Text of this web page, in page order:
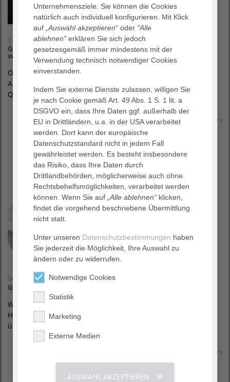
17. April 2015
Gelungene Premiere: AGAPLESION Querdenker Kongress
war ein voller Erfolg!
Offenbach / Frankfurt am Main, 24. April 2015 – Der
AGAPLESION Querdenker Kongress 2015 lockte rund 300
Querdenker und Führungskräfte aus der…
Erfahren Sie mehr
04. März 2015
Gesundheitsversorgung in Worms gesichert
Worms / Darmstadt, 4. März 2015 – Nun ist es offiziell: Das
Hochstift wird zum 1. April 2015 vom Klinikum Worms
übernommen. Bereits im Februar…
Erfahren Sie mehr
Unternehmensziele. Sie können die Cookies
natürlich auch individuell konfigurieren. Mit Klick
auf „Auswahl akzeptieren“ oder "Alle
ablehnen"erklären Sie sich jedoch
gesetzesgemäß immer mindestens mit der
Verwendung technisch notwendiger Cookies
einverstanden.
Indem Sie externe Dienste zulassen, willigen Sie
je nach Cookie gemäß Art. 49 Abs. 1 S. 1 lit. a
DSGVO ein, dass Ihre Daten ggf. außerhalb der
EU in Drittländern, u.a. in der USA verarbeitet
werden. Dort kann der europäische
Datenschutzstandard nicht in jedem Fall
gewährleistet werden. Es besteht insbesondere
das Risiko, dass Ihre Daten durch
Drittlandbehörden, möglicherweise auch ohne
Rechtsbehelfsmöglichkeiten, verarbeitet werden
können. Wenn Sie auf „Alle ablehnen“ klicken,
findet die vorgehend beschriebene Übermittlung
nicht statt.
Unter unseren Datenschutzbestimmungen haben
Sie jederzeit die Möglichkeit, Ihre Auswahl zu
ändern oder zu widerrufen.
Notwendige Cookies
Statistik
Marketing
Externe Medien
AUSWAHL AKZEPTIEREN